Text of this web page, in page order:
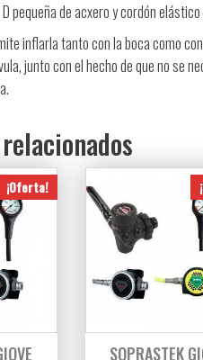
pequeña de acxero y cordón
inflarla tanto con la boca como
junto con el hecho de que no se
¡Oferta!
SOPRASTEK